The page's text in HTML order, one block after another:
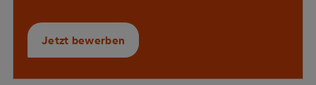
Jetzt bewerben